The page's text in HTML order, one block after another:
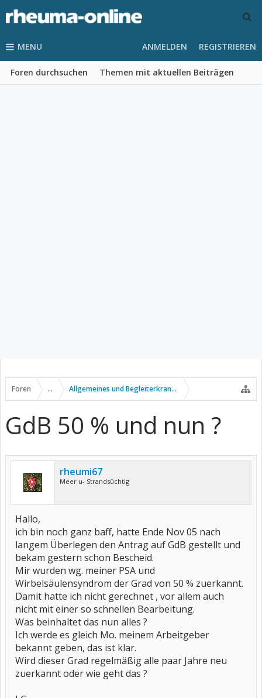
MENU
Foren durchsuchen Themen mit aktuellen Beiträgen
ANMELDEN REGISTRIEREN
Foren ... Allgemeines und Begleiterkrankungen
GdB 50 % und nun ?
rheumi67
Meer u- Strandsüchtig
Hallo,
ich bin noch ganz baff, hatte Ende Nov 05 nach
langem Überlegen den Antrag auf GdB gestellt und
bekam gestern schon Bescheid.
Mir wurden wg. meiner PSA und
Wirbelsäulensyndrom der Grad von 50 % zuerkannt.
Damit hatte ich nicht gerechnet , vor allem auch
nicht mit einer so schnellen Bearbeitung.
Was beinhaltet das nun alles ?
Ich werde es gleich Mo. meinem Arbeitgeber
bekannt geben, das ist klar.
Wird dieser Grad regelmäßig alle paar Jahre neu
zuerkannt oder wie geht das ?